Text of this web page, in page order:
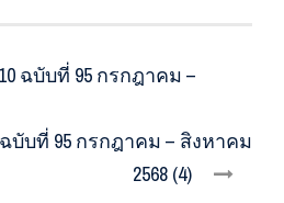
ฉบับที่ 95 กรกฎาคม –
บับที่ 95 กรกฎาคม – สิงหาคม
2568 (4)